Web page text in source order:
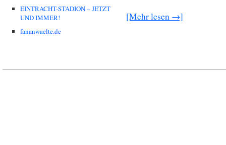
EINTRACHT-STADION – JETZT
UND IMMER!
fananwaelte.de
[Mehr lesen →]